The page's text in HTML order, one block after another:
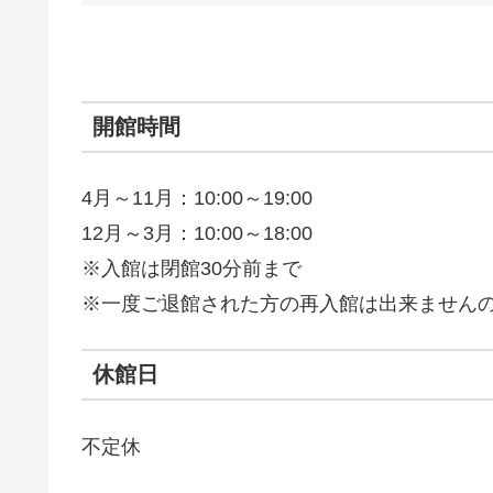
開館時間
4月～11月：10:00～19:00
12月～3月：10:00～18:00
※入館は閉館30分前まで
※一度ご退館された方の再入館は出来ません
休館日
不定休